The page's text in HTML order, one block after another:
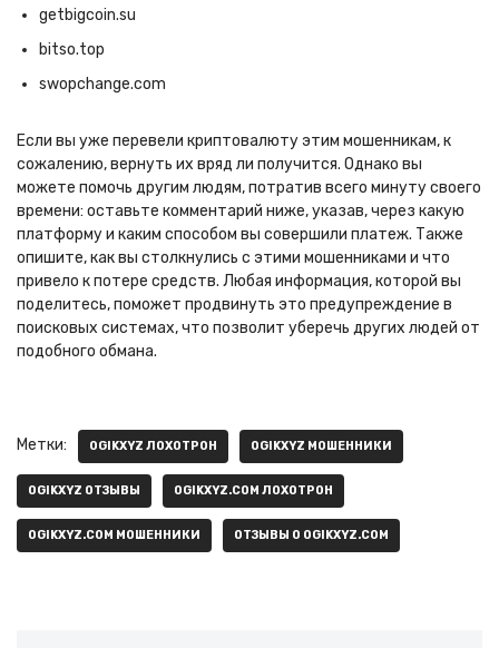
getbigcoin.su
bitso.top
swopchange.com
Если вы уже перевели криптовалюту этим мошенникам, к
сожалению, вернуть их вряд ли получится. Однако вы
можете помочь другим людям, потратив всего минуту своего
времени: оставьте комментарий ниже, указав, через какую
платформу и каким способом вы совершили платеж. Также
опишите, как вы столкнулись с этими мошенниками и что
привело к потере средств. Любая информация, которой вы
поделитесь, поможет продвинуть это предупреждение в
поисковых системах, что позволит уберечь других людей от
подобного обмана.
Метки: OGIKXYZ ЛОХОТРОН OGIKXYZ МОШЕННИКИ
OGIKXYZ ОТЗЫВЫ OGIKXYZ.COM ЛОХОТРОН
OGIKXYZ.COM МОШЕННИКИ ОТЗЫВЫ О OGIKXYZ.COM